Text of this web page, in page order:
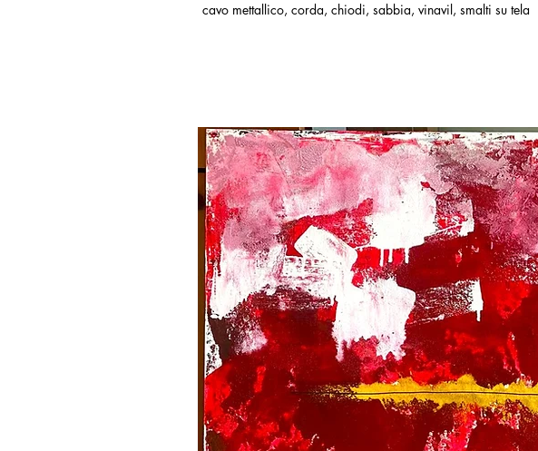
cavo mettallico, corda, chiodi, sabbia, vinavil, smalti su tela